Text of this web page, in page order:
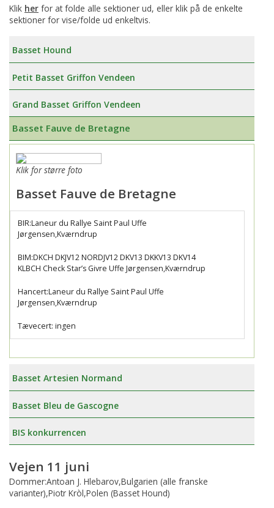
Klik her for at folde alle sektioner ud, eller klik på de enkelte
sektioner for vise/folde ud enkeltvis.
Basset Hound
Petit Basset Griffon Vendeen
Grand Basset Griffon Vendeen
Basset Fauve de Bretagne
Klik for større foto
Basset Fauve de Bretagne
BIR:Laneur du Rallye Saint Paul Uffe
Jørgensen,Kværndrup
BIM:DKCH DKJV12 NORDJV12 DKV13 DKKV13 DKV14
KLBCH Check Star’s Givre Uffe Jørgensen,Kværndrup
Hancert:Laneur du Rallye Saint Paul Uffe
Jørgensen,Kværndrup
Tævecert: ingen
Basset Artesien Normand
Basset Bleu de Gascogne
BIS konkurrencen
Vejen 11 juni
Dommer:Antoan J. Hlebarov,Bulgarien (alle franske
varianter),Piotr Kròl,Polen (Basset Hound)